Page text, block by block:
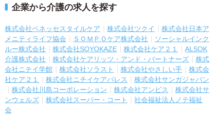
企業から介護の求人を探す
株式会社ベネッセスタイルケア 株式会社ツクイ
株式会社日本ア
メニティライフ協会
ＳＯＭＰＯケア株式会社
ソーシャルインク
ルー株式会社
株式会社SOYOKAZE 株式会社ケア２１
ALSOK
介護株式会社
株式会社ケアリッツ・アンド・パートナーズ
株式
会社ニチイ学館
株式会社ソラスト 株式会社やさしい手
株式会
社ケア２１
株式会社ニチイケアパレス
株式会社サンガジャパン
株式会社川島コーポレーション
株式会社アンビス
株式会社サ
ンウェルズ
株式会社スーパー・コート
社会福祉法人ノテ福祉
会